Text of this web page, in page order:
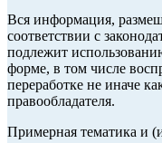
Вся информация,
соответствии с
подлежит
форме, в том числе
переработке не иначе
правообладателя.
Примерная тематика и